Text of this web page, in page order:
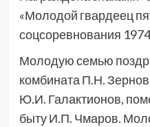
«Молодой гвардеец
соцсоревнования 1974
Молодую семью
комбината П.Н.
Ю.И. Галактионов,
быту И.П. Чмаров.